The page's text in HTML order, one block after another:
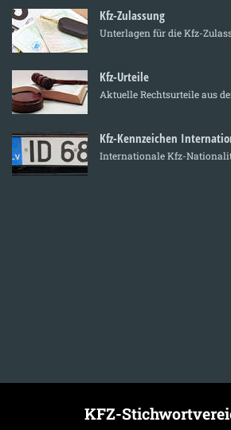
Kfz-Zulassung
Unterlagen für die Kfz-
Kfz-Urteile
Aktuelle Rechtsurteile aus
Kfz-Kennzeichen
Internationale Kfz-
KFZ-